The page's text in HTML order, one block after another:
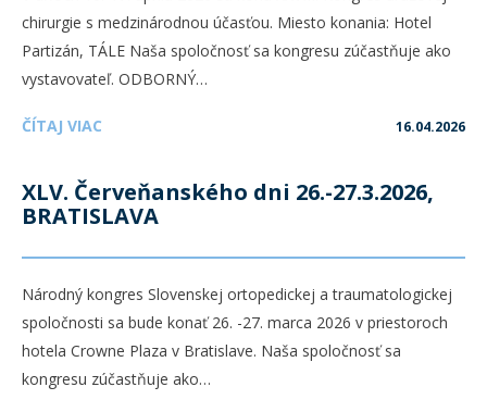
chirurgie s medzinárodnou účasťou. Miesto konania: Hotel
Partizán, TÁLE Naša spoločnosť sa kongresu zúčastňuje ako
vystavovateľ. ODBORNÝ…
ČÍTAJ VIAC 16.04.2026
XLV. Červeňanského dni 26.-27.3.2026,
BRATISLAVA
Národný kongres Slovenskej ortopedickej a traumatologickej
spoločnosti sa bude konať 26. -27. marca 2026 v priestoroch
hotela Crowne Plaza v Bratislave. Naša spoločnosť sa
kongresu zúčastňuje ako…